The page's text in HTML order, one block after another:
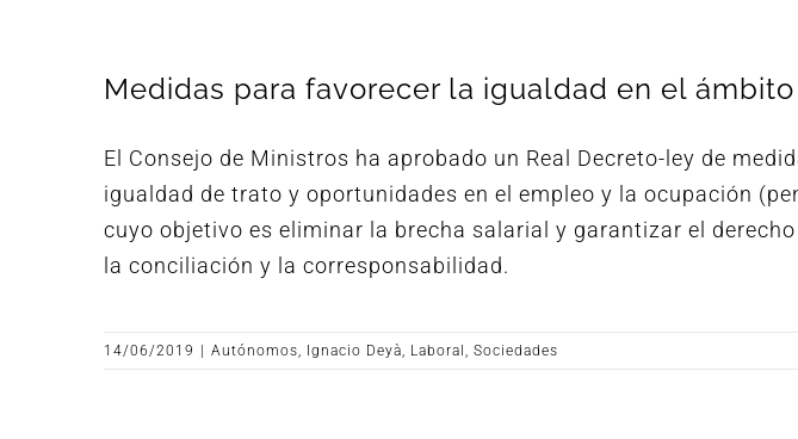
Medidas para favorecer la igualdad en el
El Consejo de Ministros ha aprobado un Real Decreto-ley de
igualdad de trato y oportunidades en el empleo y la ocupación
cuyo objetivo es eliminar la brecha salarial y garantizar el
la conciliación y la corresponsabilidad.
14/06/2019 Autónomos, Ignacio Deyà, Laboral , Sociedades